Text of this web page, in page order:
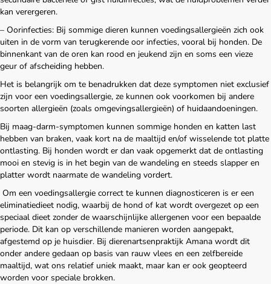
kan verergeren.
– Oorinfecties: Bij sommige dieren kunnen voedingsallergieën zich ook
uiten in de vorm van terugkerende oor infecties, vooral bij honden. De
binnenkant van de oren kan rood en jeukend zijn en soms een vieze
geur of afscheiding hebben.
Het is belangrijk om te benadrukken dat deze symptomen niet exclusief
zijn voor een voedingsallergie, ze kunnen ook voorkomen bij andere
soorten allergieën (zoals omgevingsallergieën) of huidaandoeningen.
Bij maag-darm-symptomen kunnen sommige honden en katten last
hebben van braken, vaak kort na de maaltijd en/of wisselende tot platte
ontlasting. Bij honden wordt er dan vaak opgemerkt dat de ontlasting
mooi en stevig is in het begin van de wandeling en steeds slapper en
platter wordt naarmate de wandeling vordert.
Om een voedingsallergie correct te kunnen diagnosticeren is er een
eliminatiedieet nodig, waarbij de hond of kat wordt overgezet op een
speciaal dieet zonder de waarschijnlijke allergenen voor een bepaalde
periode. Dit kan op verschillende manieren worden aangepakt,
afgestemd op je huisdier. Bij dierenartsenpraktijk Amana wordt dit
onder andere gedaan op basis van rauw vlees en een zelfbereide
maaltijd, wat ons relatief uniek maakt, maar kan er ook geopteerd
worden voor speciale brokken.